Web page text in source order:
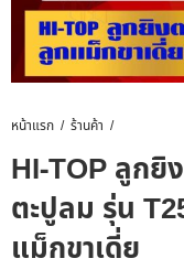
หน้าแรก ร้านค้า
HI-TOP ลูกยิ
ตะปูลม รุ่น
แม็กขาเดี่ย